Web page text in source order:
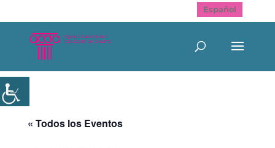
Español
« Todos los Eventos